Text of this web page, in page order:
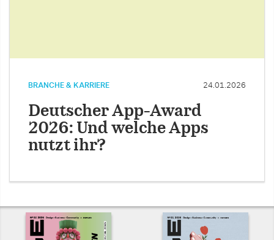
BRANCHE & KARRIERE 24.01.2026
Deutscher App-Award
2026: Und welche Apps
nutzt ihr?